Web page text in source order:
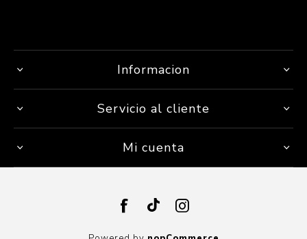
Informacion
Servicio al cliente
Mi cuenta